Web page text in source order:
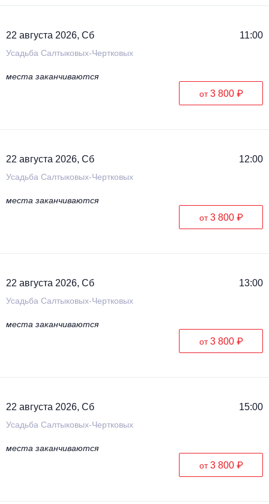
22 августа 2026, Сб 11:00
Усадьба Салтыковых-Чертковых
места заканчиваются
от3 800 ₽
22 августа 2026, Сб 12:00
Усадьба Салтыковых-Чертковых
места заканчиваются
от3 800 ₽
22 августа 2026, Сб 13:00
Усадьба Салтыковых-Чертковых
места заканчиваются
от3 800 ₽
22 августа 2026, Сб 15:00
Усадьба Салтыковых-Чертковых
места заканчиваются
от3 800 ₽